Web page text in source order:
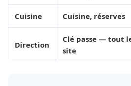
Cuisine Cuisine, réserves
Direction
Clé passe — tout
site